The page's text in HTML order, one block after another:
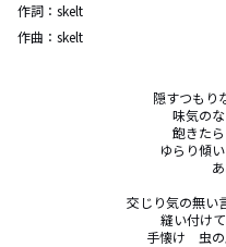
作詞： skelt
作曲： skelt
隠すつもり
味気の
飽きた
ゆらり傾
交じり気の無い
縫い付け
手懐け　虫